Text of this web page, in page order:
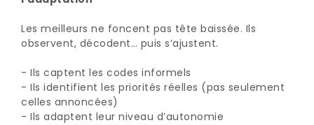
Les meilleurs ne foncent pas tête baissée. Ils
observent, décodent… puis s’ajustent.
- Ils captent les codes informels
- Ils identifient les priorités réelles (pas seulement
celles annoncées)
- Ils adaptent leur niveau d’autonomie